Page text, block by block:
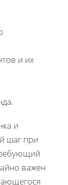
и их
и
шаг при
важен